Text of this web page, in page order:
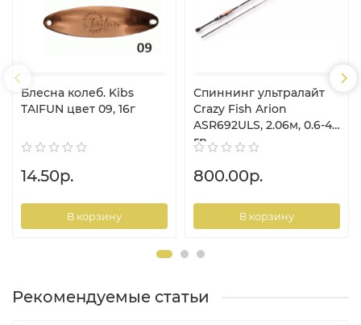
Блесна колеб. Kibs
TAIFUN цвет 09, 16г
14.50р.
В корзину
Спиннинг ультралайт
Crazy Fish Arion
ASR692ULS, 2.06м, 0.6-4
гр
800.00р.
В корзину
Рекомендуемые статьи